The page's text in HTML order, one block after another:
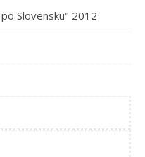
Slovensku" 2012